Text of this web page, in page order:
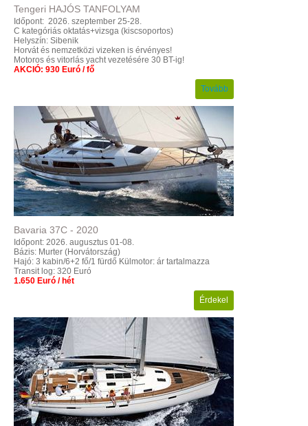
Tengeri HAJÓS TANFOLYAM
Időpont: 2026. szeptember 25-28.
C kategóriás oktatás+vizsga (kiscsoportos)
Helyszín: Sibenik
Horvát és nemzetközi vizeken is érvényes!
Motoros és vitorlás yacht vezetésére 30 BT-ig!
AKCIÓ: 930 Euró / fő
Tovább
Bavaria 37C - 2020
Időpont: 2026. augusztus 01-08.
Bázis: Murter (Horvátország)
Hajó: 3 kabin/6+2 fő/1 fürdő Külmotor: ár tartalmazza
Transit log: 320 Euró
1.650 Euró / hét
Érdekel